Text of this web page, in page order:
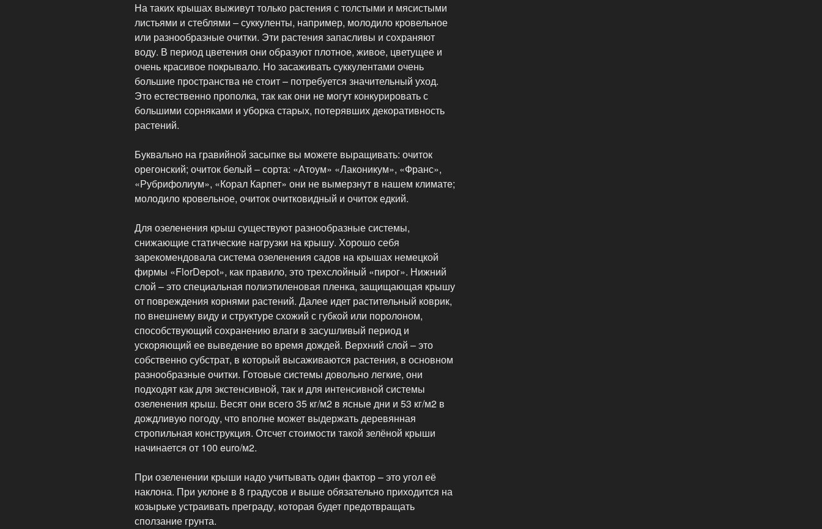
На таких крышах выживут только растения с толстыми и мясистыми
листьями и стеблями – суккуленты, например, молодило кровельное
или разнообразные очитки. Эти растения запасливы и сохраняют
воду. В период цветения они образуют плотное, живое, цветущее и
очень красивое покрывало. Но засаживать суккулентами очень
большие пространства не стоит – потребуется значительный уход.
Это естественно прополка, так как они не могут конкурировать с
большими сорняками и уборка старых, потерявших декоративность
растений.
Буквально на гравийной засыпке вы можете выращивать: очиток
орегонский; очиток белый – сорта: «Атоум» «Лаконикум», «Франс»,
«Рубрифолиум», «Корал Карпет» они не вымерзнут в нашем климате;
молодило кровельное, очиток очитковидный и очиток едкий.
Для озеленения крыш существуют разнообразные системы,
снижающие статические нагрузки на крышу. Хорошо себя
зарекомендовала система озеленения садов на крышах немецкой
фирмы «FlorDepot», как правило, это трехслойный «пирог». Нижний
слой – это специальная полиэтиленовая пленка, защищающая крышу
от повреждения корнями растений. Далее идет растительный коврик,
по внешнему виду и структуре схожий с губкой или поролоном,
способствующий сохранению влаги в засушливый период и
ускоряющий ее выведение во время дождей. Верхний слой – это
собственно субстрат, в который высаживаются растения, в основном
разнообразные очитки. Готовые системы довольно легкие, они
подходят как для экстенсивной, так и для интенсивной системы
озеленения крыш. Весят они всего 35 кг/м2 в ясные дни и 53 кг/м2 в
дождливую погоду, что вполне может выдержать деревянная
стропильная конструкция. Отсчет стоимости такой зелёной крыши
начинается от 100 euro/м2.
При озеленении крыши надо учитывать один фактор – это угол её
наклона. При уклоне в 8 градусов и выше обязательно приходится на
козырьке устраивать преграду, которая будет предотвращать
сползание грунта.